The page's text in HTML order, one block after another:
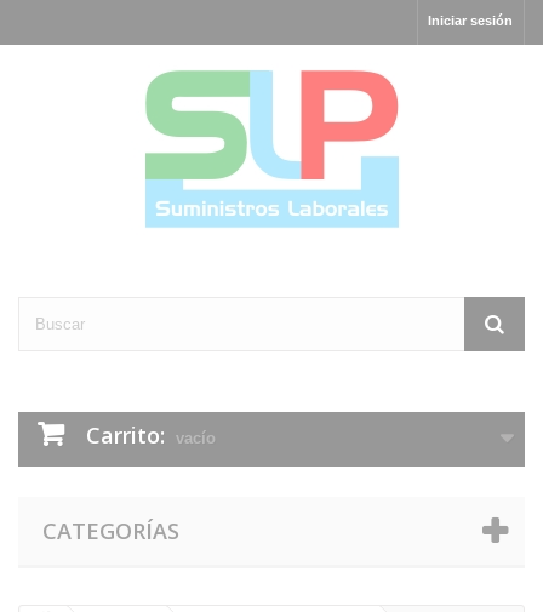
Iniciar sesión
Carrito: vacío
CATEGORÍAS